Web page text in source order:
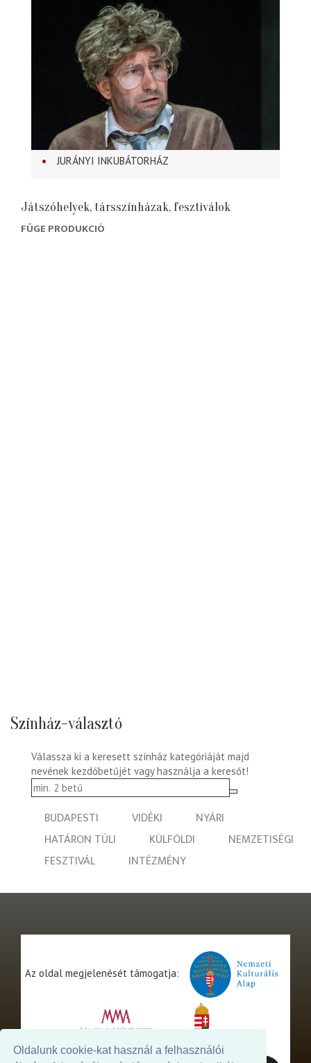
Oldalunk cookie-kat használ a felhasználói
JURÁNYI INKUBÁTORHÁZ
Játszóhelyek, társszínházak, fesztiválok
FÜGE PRODUKCIÓ
Színház-választó
Válassza ki a keresett színház kategóriáját majd
nevének kezdőbetűjét vagy használja a keresőt!
BUDAPESTI VIDÉKI
NYÁRI
HATÁRON TÚLI
KÜLFÖLDI
NEMZETISÉGI
FESZTIVÁL
INTÉZMÉNY
Az oldal megjelenését támogatja: